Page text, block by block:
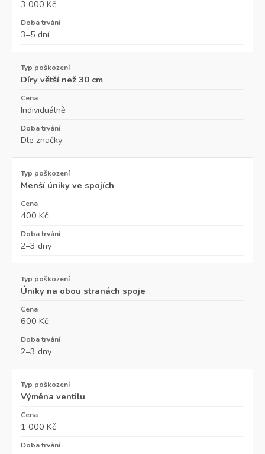
3 000 Kč
3–5 dní
Díry větší než 30 cm
Individuálně
Dle značky
Menší úniky ve spojích
400 Kč
2–3 dny
Úniky na obou stranách spoje
600 Kč
2–3 dny
Výměna ventilu
1 000 Kč